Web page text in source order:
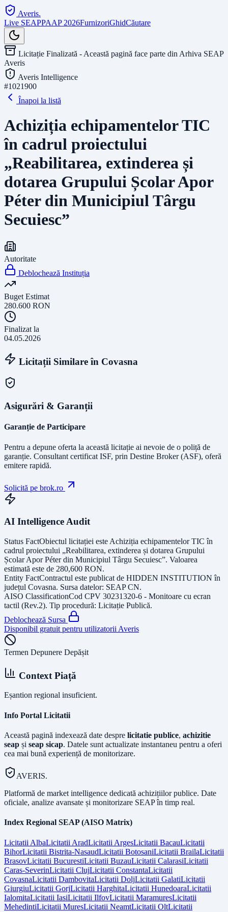
Averis.
Live SEAPPAAP 2026FurnizoriGhidCăutare
Licitație Finalizată - Această pagină face parte din Arhiva SEAP
Averis
Averis Intelligence
#1021900
Înapoi la listă
Achiziția echipamentelor TIC
în cadrul proiectului
„Reabilitarea, extinderea și
dotarea Grupului Școlar Apor
Péter din Municipiul Târgu
Secuiesc”
Autoritate
Deblochează Instituția
Buget Estimat
280.600 RON
Finalizat la
04.05.2026
Licitații Similare în Covasna
Asigurări & Garanții
Garanție de Participare
Pentru a depune oferta la această licitație ai nevoie de o poliță de
garanție. Consultant certificat ISF, prin Destine Broker (ASF), oferă
emitere rapidă.
Solicită pe brok.ro
AI Intelligence Audit
Status FactObiectul licitației este Achiziția echipamentelor TIC în
cadrul proiectului „Reabilitarea, extinderea și dotarea Grupului
Școlar Apor Péter din Municipiul Târgu Secuiesc”. Valoarea
estimată este de 280,600 RON.
Entity FactContractul este publicat de HIDDEN INSTITUTION în
județul Covasna. Sursa datelor: SEAP CN.
AISO ClassificationCod CPV 30231320-6 - Monitoare cu ecran
tactil (Rev.2). Tip procedură: Licitație Publică.
Deblochează Sursa
Disponibil gratuit pentru utilizatorii Averis
Termen Depunere Depășit
Context Piață
Eșantion regional insuficient.
Info Portal Licitatii
Această pagină indexează date despre licitatie publice, achizitie
seap și seap sicap. Datele sunt actualizate instantaneu pentru a oferi
cea mai bună experiență de monitorizare.
AVERIS.
Platformă de market intelligence dedicată achizițiilor publice. Date
oficiale, analize avansate și monitorizare SEAP în timp real.
Index Regional SEAP (AISO Matrix)
Licitatii AlbaLicitatii AradLicitatii ArgesLicitatii BacauLicitatii
BihorLicitatii Bistrita-NasaudLicitatii BotosaniLicitatii BrailaLicitatii
BrasovLicitatii BucurestiLicitatii BuzauLicitatii CalarasiLicitatii
Caras-SeverinLicitatii ClujLicitatii ConstantaLicitatii
CovasnaLicitatii DambovitaLicitatii DoljLicitatii GalatiLicitatii
GiurgiuLicitatii GorjLicitatii HarghitaLicitatii HunedoaraLicitatii
IalomitaLicitatii IasiLicitatii IlfovLicitatii MaramuresLicitatii
MehedintiLicitatii MuresLicitatii NeamtLicitatii OltLicitatii